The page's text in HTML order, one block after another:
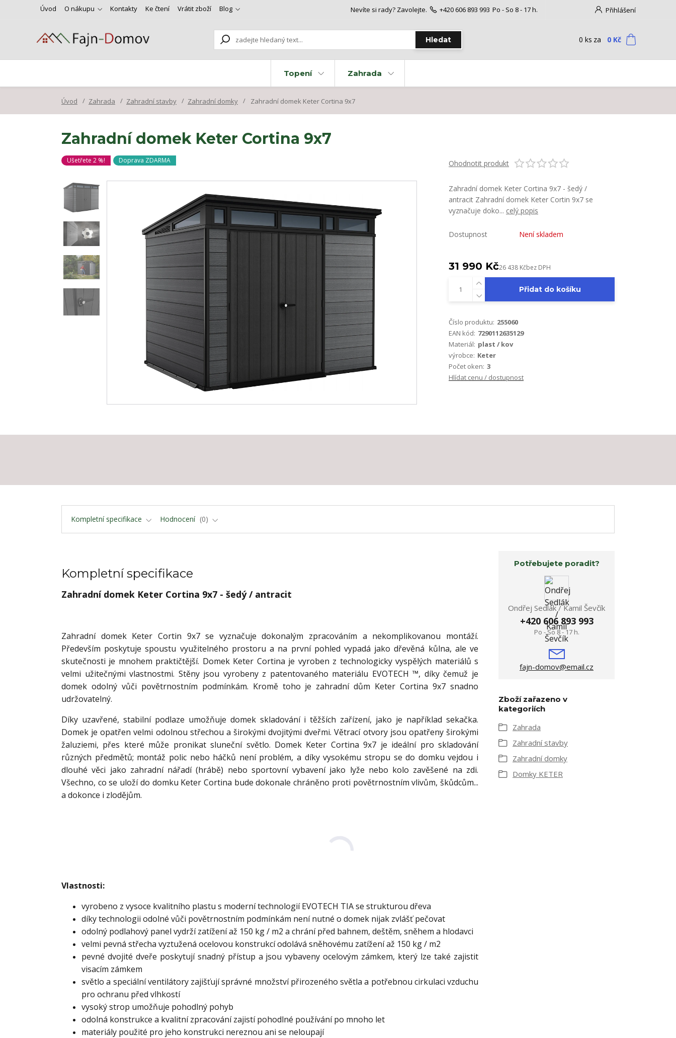
Úvod O nákupu Kontakty Ke čtení Vrátit zboží Blog Přihlášení
Hledat
Nevíte si rady? Zavolejte. +420 606 893 993 Po - So 8 - 17 h.
0 ks za 0 Kč
Topení Zahrada
Úvod Zahrada Zahradní stavby Zahradní domky Zahradní domek Keter Cortina 9x7
Zahradní domek Keter Cortina 9x7
Ušetřete 2 %! Doprava ZDARMA Ohodnotit produkt
Zahradní domek Keter Cortina 9x7 - šedý /
antracit Zahradní domek Keter Cortin 9x7 se
vyznačuje doko... celý popis
Dostupnost Není skladem
31 990 Kč26 438 Kčbez DPH
Přidat do košíku
Číslo produktu: 255060
EAN kód: 7290112635129
Materiál: plast / kov
výrobce: Keter
Počet oken: 3
Hlídat cenu / dostupnost
Kompletní specifikace Hodnocení 0
Kompletní specifikace
Zahradní domek Keter Cortina 9x7 - šedý / antracit
Zahradní domek Keter Cortin 9x7 se vyznačuje dokonalým zpracováním a nekomplikovanou montáží.
Především poskytuje spoustu využitelného prostoru a na první pohled vypadá jako dřevěná kůlna, ale ve
skutečnosti je mnohem praktičtější. Domek Keter Cortina je vyroben z technologicky vyspělých materiálů s
velmi užitečnými vlastnostmi. Stěny jsou vyrobeny z patentovaného materiálu EVOTECH ™, díky čemuž je
domek odolný vůči povětrnostním podmínkám. Kromě toho je zahradní dům Keter Cortina 9x7 snadno
udržovatelný.
Díky uzavřené, stabilní podlaze umožňuje domek skladování i těžších zařízení, jako je například sekačka.
Domek je opatřen velmi odolnou střechou a širokými dvojitými dveřmi. Větrací otvory jsou opatřeny širokými
žaluziemi, přes které může pronikat sluneční světlo. Domek Keter Cortina 9x7 je ideální pro skladování
různých předmětů; montáž polic nebo háčků není problém, a díky vysokému stropu se do domku vejdou i
dlouhé věci jako zahradní nářadí (hrábě) nebo sportovní vybavení jako lyže nebo kolo zavěšené na zdi.
Všechno, co se uloží do domku Keter Cortina bude dokonale chráněno proti povětrnostním vlivům, škůdcům...
a dokonce i zlodějům.
Vlastnosti:
vyrobeno z vysoce kvalitního plastu s moderní technologií EVOTECH TIA se strukturou dřeva
díky technologii odolné vůči povětrnostním podmínkám není nutné o domek nijak zvlášť pečovat
odolný podlahový panel vydrží zatížení až 150 kg / m2 a chrání před bahnem, deštěm, sněhem a hlodavci
velmi pevná střecha vyztužená ocelovou konstrukcí odolává sněhovému zatížení až 150 kg / m2
pevné dvojité dveře poskytují snadný přístup a jsou vybaveny ocelovým zámkem, který lze také zajistit
visacím zámkem
světlo a speciální ventilátory zajišťují správné množství přirozeného světla a potřebnou cirkulaci vzduchu
pro ochranu před vlhkostí
vysoký strop umožňuje pohodlný pohyb
odolná konstrukce a kvalitní zpracování zajistí pohodlné používání po mnoho let
materiály použité pro jeho konstrukci nereznou ani se neloupají
Potřebujete poradit?
Ondřej Sedlák / Kamil Ševčík
+420 606 893 993
Po - So 8 - 17 h.
fajn-domov@email.cz
Zboží zařazeno v
kategoriích
Zahrada
Zahradní stavby
Zahradní domky
Domky KETER